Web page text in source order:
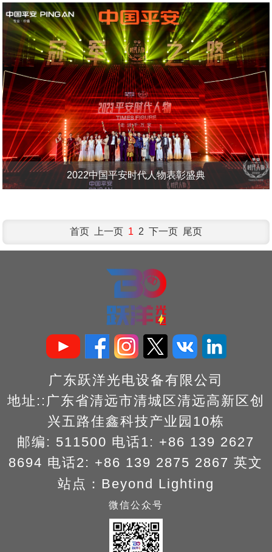
2022中国平安时代人物表彰盛典
首页 上一页 1 2 下一页 尾页
广东跃洋光电设备有限公司
地址::广东省清远市清城区清远高新区创
兴五路佳鑫科技产业园10栋
邮编: 511500 电话1: +86 139 2627
8694 电话2: +86 139 2875 2867英文
站点： Beyond Lighting
微信公众号